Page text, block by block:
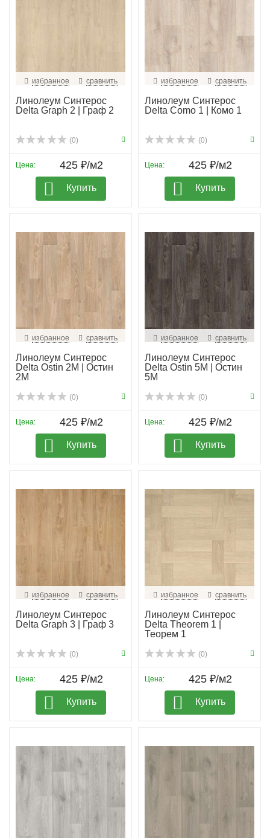
избранное сравнить
Линолеум Синтерос
Delta Graph 2 | Граф 2
(0)
Цена: 425 ₽/м2
Купить
избранное сравнить
Линолеум Синтерос
Delta Como 1 | Комо 1
(0)
Цена: 425 ₽/м2
Купить
избранное сравнить
Линолеум Синтерос
Delta Ostin 2M | Остин
2М
(0)
Цена: 425 ₽/м2
Купить
избранное сравнить
Линолеум Синтерос
Delta Ostin 5M | Остин
5М
(0)
Цена: 425 ₽/м2
Купить
избранное сравнить
Линолеум Синтерос
Delta Graph 3 | Граф 3
(0)
Цена: 425 ₽/м2
Купить
избранное сравнить
Линолеум Синтерос
Delta Theorem 1 |
Теорем 1
(0)
Цена: 425 ₽/м2
Купить